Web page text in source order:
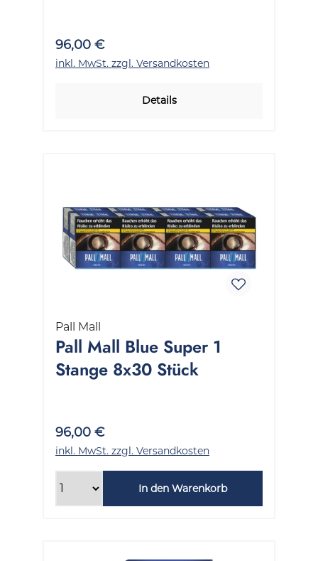
96,00 €
inkl. MwSt. zzgl. Versandkosten
Details
Pall Mall
Pall Mall Blue Super 1
Stange 8x30 Stück
96,00 €
inkl. MwSt. zzgl. Versandkosten
In den Warenkorb